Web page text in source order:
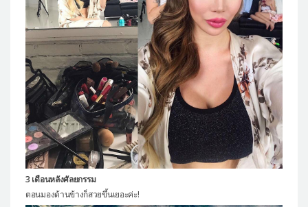
3 เดือนหลังศัลยกรรม
ตอนมองด้านข้างก็สวยขึ้นเยอะค่ะ!